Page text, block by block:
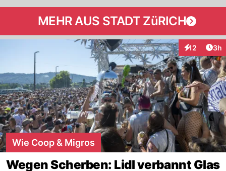
MEHR AUS STADT ZüRICH
12
Interaktionen
3h
Wie Coop & Migros
Wegen Scherben: Lidl verbannt Glas